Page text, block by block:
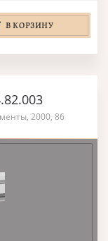
В КОРЗИНУ
2000, 86